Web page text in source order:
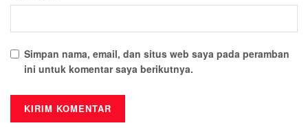
Simpan nama, email, dan situs web saya pada peramban
ini untuk komentar saya berikutnya.